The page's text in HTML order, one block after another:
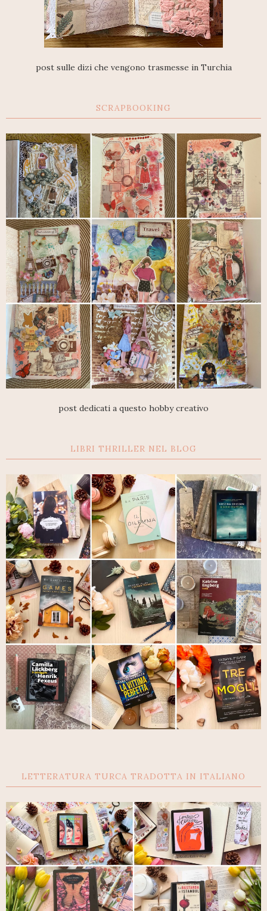
post sulle dizi che vengono trasmesse in Turchia
SCRAPBOOKING
post dedicati a questo hobby creativo
LIBRI THRILLER NEL BLOG
LETTERATURA TURCA TRADOTTA IN ITALIANO